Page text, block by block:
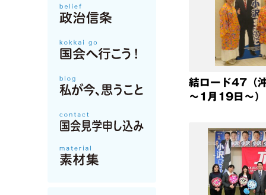
結ロード47（
～1月19日～）